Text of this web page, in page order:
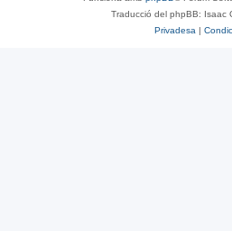
Traducció del phpBB: Isaac
Privadesa